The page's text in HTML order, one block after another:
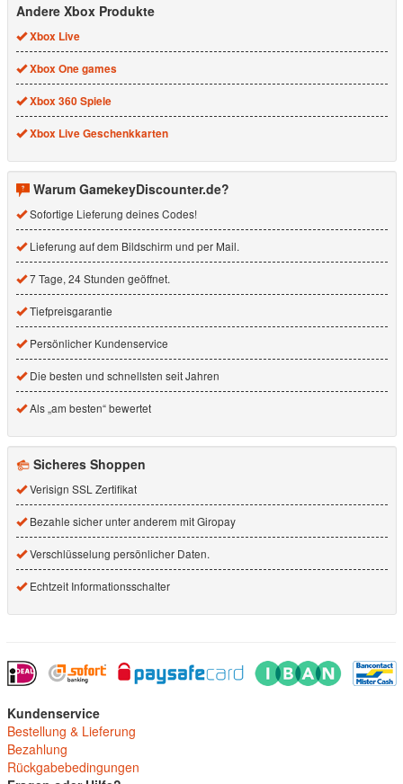
Andere Xbox Produkte
Xbox Live
Xbox One games
Xbox 360 Spiele
Xbox Live Geschenkkarten
Warum GamekeyDiscounter.de?
Sofortige Lieferung deines Codes!
Lieferung auf dem Bildschirm und per Mail.
7 Tage, 24 Stunden geöffnet.
Tiefpreisgarantie
Persönlicher Kundenservice
Die besten und schnellsten seit Jahren
Als „am besten“ bewertet
Sicheres Shoppen
Verisign SSL Zertifikat
Bezahle sicher unter anderem mit Giropay
Verschlüsselung persönlicher Daten.
Echtzeit Informationsschalter
Kundenservice
Bestellung & Lieferung
Bezahlung
Rückgabebedingungen